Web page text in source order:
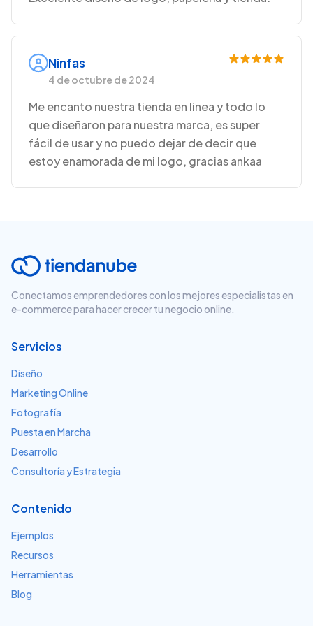
Ninfas
4 de octubre de 2024
Me encanto nuestra tienda en linea y todo lo
que diseñaron para nuestra marca, es super
fácil de usar y no puedo dejar de decir que
estoy enamorada de mi logo, gracias ankaa
Conectamos emprendedores con los mejores especialistas en
e-commerce para hacer crecer tu negocio online.
Servicios
Diseño
Marketing Online
Fotografía
Puesta en Marcha
Desarrollo
Consultoría y Estrategia
Contenido
Ejemplos
Recursos
Herramientas
Blog